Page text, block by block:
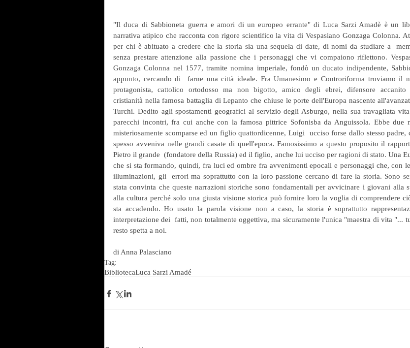
"Il duca di Sabbioneta guerra e amori di un europeo errante" di Luca Sarzi Amadè è un
narrativa atipico che racconta con rigore scientifico la vita di Vespasiano Gonzaga Colonna.
per chi è abituato a credere che la storia sia una sequela di date, di nomi da studiare a
senza prestare attenzione alla passione che i personaggi che vi compaiono riflettono.
Gonzaga Colonna nel 1577, tramite nomina imperiale, fondò un ducato indipendente,
appunto, cercando di  farne una città ideale. Fra Umanesimo e Controriforma troviamo il
protagonista, cattolico ortodosso ma non bigotto, amico degli ebrei, difensore accanito
cristianità nella famosa battaglia di Lepanto che chiuse le porte dell'Europa nascente
Turchi. Dedito agli spostamenti geografici al servizio degli Asburgo, nella sua travagliata
parecchi incontri, fra cui anche con la famosa pittrice Sofonisba da Anguissola. Ebbe due
misteriosamente scomparse ed un figlio quattordicenne, Luigi  ucciso forse dallo stesso padre,
spesso avveniva nelle grandi casate di quell'epoca. Famosissimo a questo proposito il
Pietro il grande  (fondatore della Russia) ed il figlio, anche lui ucciso per ragioni di stato. Una
che si sta formando, quindi, fra luci ed ombre fra avvenimenti epocali e personaggi che, con
illuminazioni, gli  errori ma soprattutto con la loro passione cercano di fare la storia. Sono
stata convinta che queste narrazioni storiche sono fondamentali per avvicinare i giovani alla
alla cultura perché solo una giusta visione storica può fornire loro la voglia di comprendere
sta accadendo. Ho usato la parola visione non a caso, la storia è soprattutto
interpretazione dei  fatti, non totalmente oggettiva, ma sicuramente l'unica "maestra di vita "...
resto spetta a noi.
di Anna Palasciano
Tag:
BibliotecaLuca Sarzi Amadé